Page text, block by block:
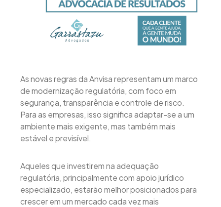
As novas regras da Anvisa representam um marco
de modernização regulatória, com foco em
segurança, transparência e controle de risco.
Para as empresas, isso significa adaptar-se a um
ambiente mais exigente, mas também mais
estável e previsível.
Aqueles que investirem na adequação
regulatória, principalmente com apoio jurídico
especializado, estarão melhor posicionados para
crescer em um mercado cada vez mais